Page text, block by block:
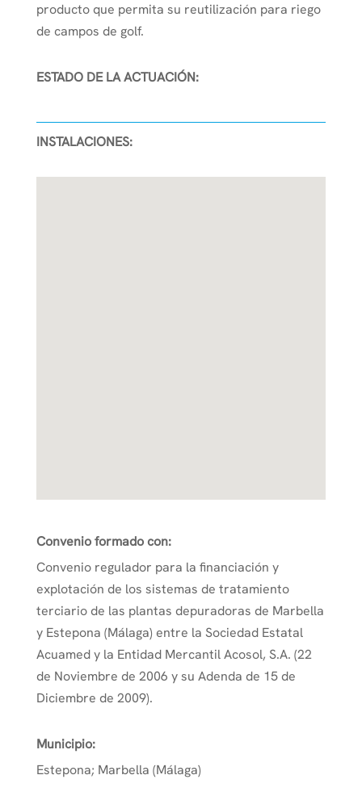
producto que permita su reutilización para riego
de campos de golf.
ESTADO DE LA ACTUACIÓN:
INSTALACIONES:
Convenio formado con:
Convenio regulador para la financiación y
explotación de los sistemas de tratamiento
terciario de las plantas depuradoras de Marbella
y Estepona (Málaga) entre la Sociedad Estatal
Acuamed y la Entidad Mercantil Acosol, S.A. (22
de Noviembre de 2006 y su Adenda de 15 de
Diciembre de 2009).
Municipio:
Estepona; Marbella (Málaga)